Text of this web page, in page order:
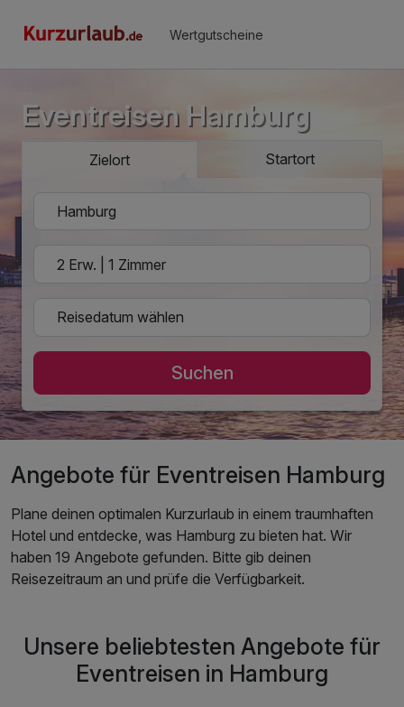
Wertgutscheine
Eventreisen Hamburg
Zielort Startort
Suchen
Angebote für Eventreisen Hamburg
Plane deinen optimalen Kurzurlaub in einem traumhaften
Hotel und entdecke, was Hamburg zu bieten hat. Wir
haben 19 Angebote gefunden. Bitte gib deinen
Reisezeitraum an und prüfe die Verfügbarkeit.
Unsere beliebtesten Angebote für
Eventreisen in Hamburg